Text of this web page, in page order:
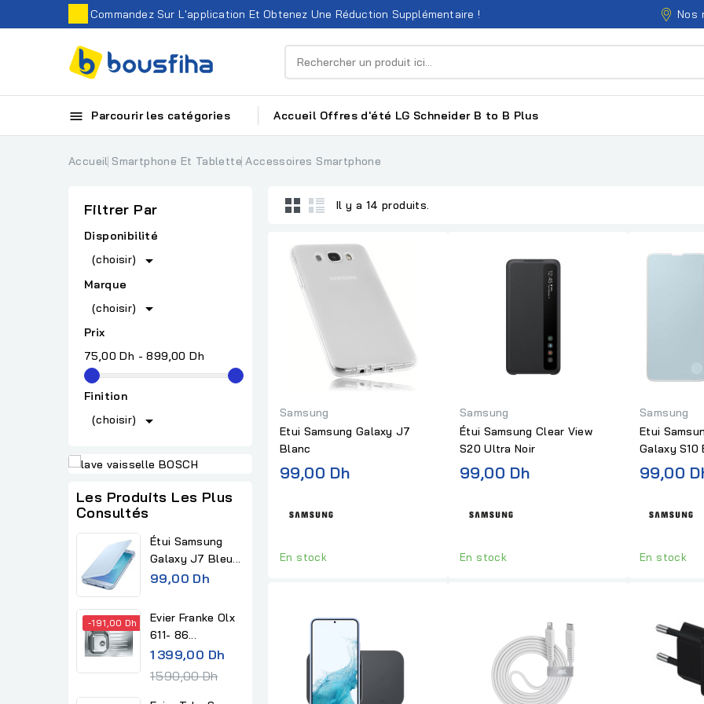
Commandez Sur L'application Et Obtenez Une Réduction Supplémentaire ! Nos
 Parcourir les catégories Accueil Offres d'été LG Schneider B to B Plus
Accueil Smartphone Et Tablette Accessoires Smartphone
Filtrer Par
Disponibilité
(choisir)

Marque
(choisir)

Prix
75,00 Dh - 899,00 Dh
Finition
(choisir)

Les Produits Les Plus
Consultés
Étui Samsung
Galaxy J7 Bleu...
99,00 Dh
-191,00 Dh
Evier Franke Olx
611- 86...
1 399,00 Dh
1 590,00 Dh
Il y a 14 produits.
Samsung
Etui Samsung Galaxy J7
Blanc
99,00 Dh
En stock
Samsung
Étui Samsung Clear View
S20 Ultra Noir
99,00 Dh
En stock
Samsung
Etui
Galaxy S10
99,00
En stock